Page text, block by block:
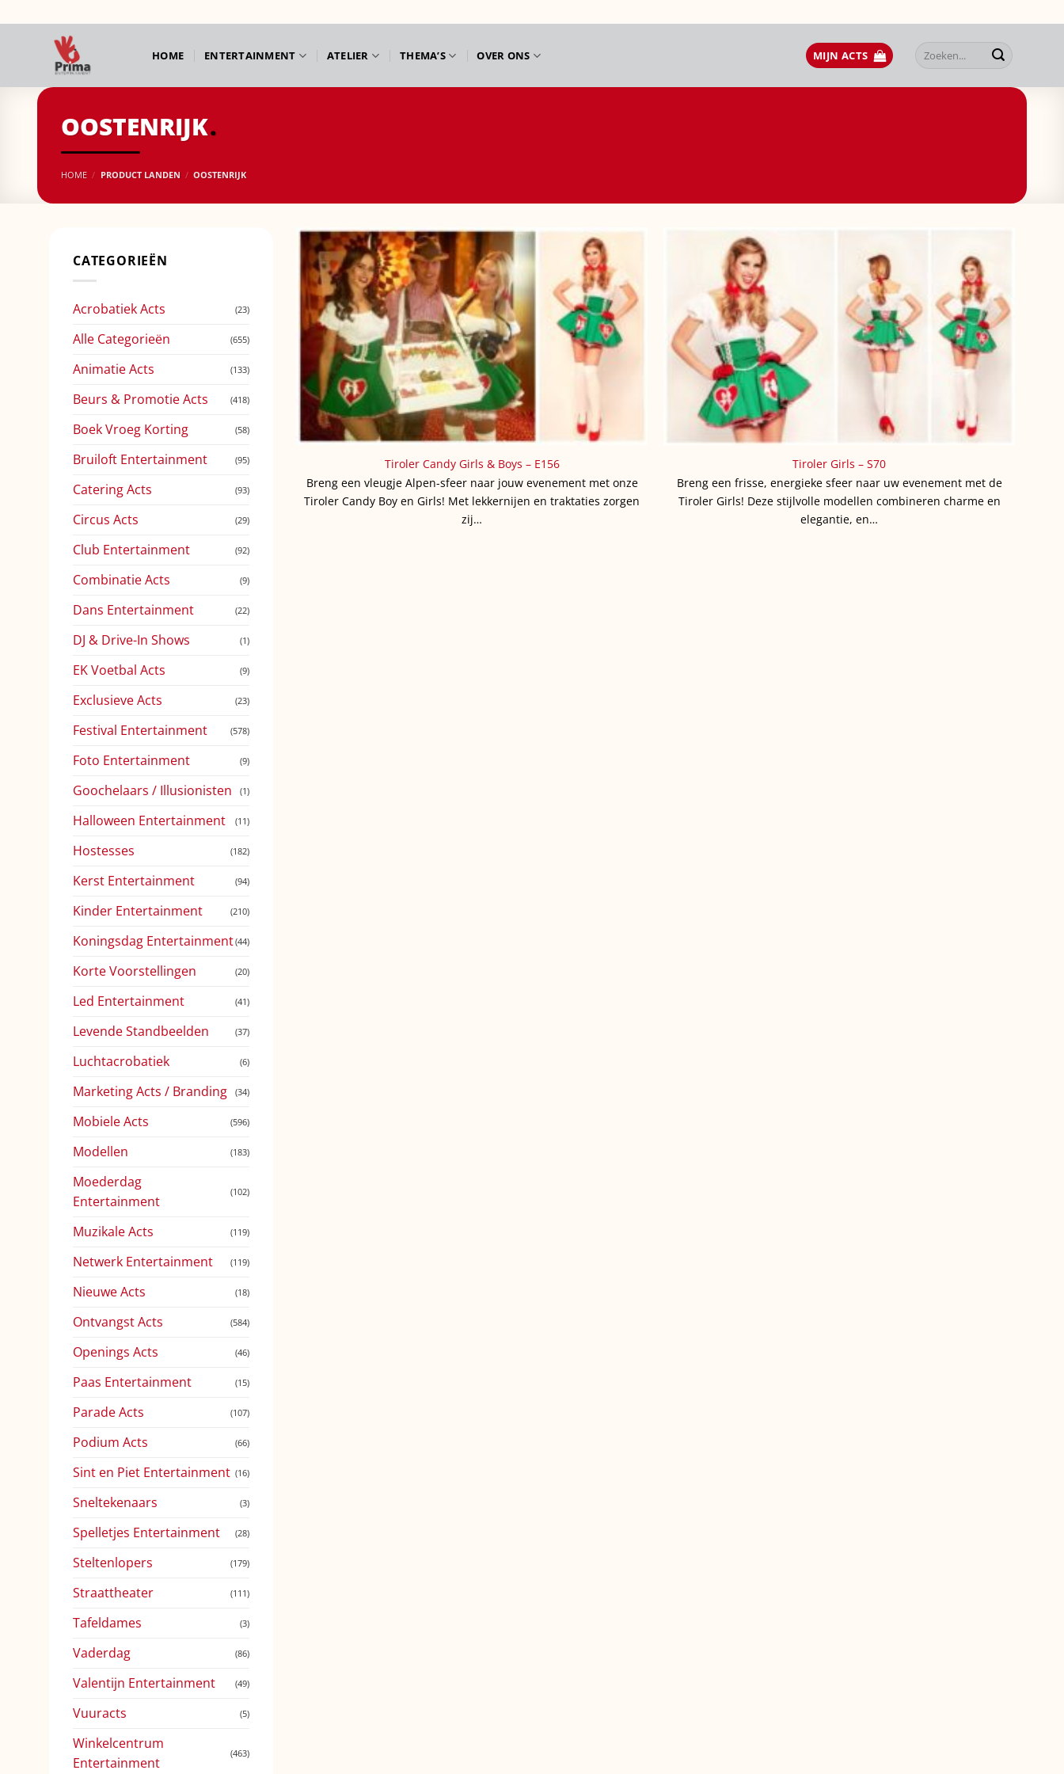
naar
HOME ENTERTAINMENT ATELIER THEMA’S OVER ONS MIJN ACTS
Zoeken
naar:
OOSTENRIJK
HOME / PRODUCT LANDEN / OOSTENRIJK
CATEGORIEËN
Acrobatiek Acts (23)
Alle Categorieën (655)
Animatie Acts (133)
Beurs & Promotie Acts (418)
Boek Vroeg Korting (58)
Bruiloft Entertainment (95)
Catering Acts (93)
Circus Acts (29)
Club Entertainment (92)
Combinatie Acts (9)
Dans Entertainment (22)
DJ & Drive-In Shows (1)
EK Voetbal Acts (9)
Exclusieve Acts (23)
Festival Entertainment (578)
Foto Entertainment (9)
Goochelaars / Illusionisten (1)
Halloween Entertainment (11)
Hostesses (182)
Kerst Entertainment (94)
Kinder Entertainment (210)
Koningsdag Entertainment(44)
Korte Voorstellingen (20)
Led Entertainment (41)
Levende Standbeelden (37)
Luchtacrobatiek (6)
Marketing Acts / Branding (34)
Mobiele Acts (596)
Modellen (183)
Moederdag
Entertainment
(102)
Muzikale Acts (119)
Netwerk Entertainment (119)
Nieuwe Acts (18)
Ontvangst Acts (584)
Openings Acts (46)
Paas Entertainment (15)
Parade Acts (107)
Podium Acts (66)
Sint en Piet Entertainment (16)
Sneltekenaars (3)
Spelletjes Entertainment (28)
Steltenlopers (179)
Straattheater (111)
Tafeldames (3)
Vaderdag (86)
Valentijn Entertainment (49)
Vuuracts (5)
Winkelcentrum
Entertainment
(463)
Tiroler Candy Girls & Boys – E156
Breng een vleugje Alpen-sfeer naar jouw evenement met onze
Tiroler Candy Boy en Girls! Met lekkernijen en traktaties zorgen
zij…
Tiroler Girls – S70
Breng een frisse, energieke sfeer naar uw evenement met de
Tiroler Girls! Deze stijlvolle modellen combineren charme en
elegantie, en…